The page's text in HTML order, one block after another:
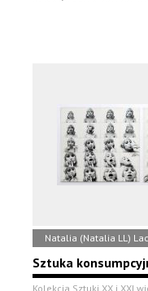
Natalia (Natalia LL)
Sztuka
Kolekcja Sztuki XX i XXI